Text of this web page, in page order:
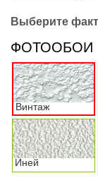
Выберите
ФОТООБОИ
Винтаж
Иней